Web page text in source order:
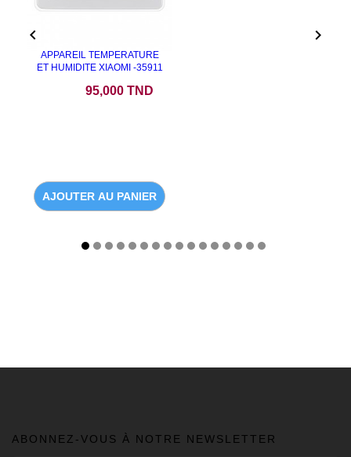
APPAREIL TEMPERATURE
ET HUMIDITE XIAOMI -35911
95,000 TND
AJOUTER AU PANIER
 
ABONNEZ-VOUS À NOTRE NEWSLETTER